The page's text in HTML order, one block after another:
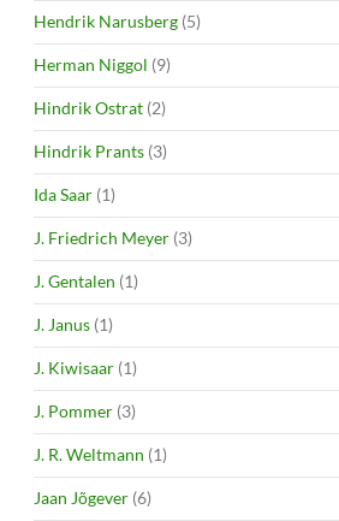
Hendrik Narusberg (5)
Herman Niggol (9)
Hindrik Ostrat (2)
Hindrik Prants (3)
Ida Saar (1)
J. Friedrich Meyer (3)
J. Gentalen (1)
J. Janus (1)
J. Kiwisaar (1)
J. Pommer (3)
J. R. Weltmann (1)
Jaan Jõgever (6)